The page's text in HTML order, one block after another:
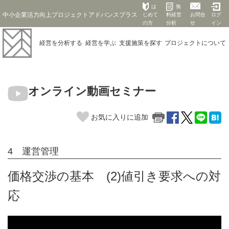
中小企業活力向上プロジェクトアドバンスプラス
は
じめて
の方
無
料経営
分析
お問合
せ
ログ
イン
経営を分析する 経営を学ぶ 支援施策を探す プロジェクト について
オンライン動画セミナー
お気に入りに追加
4 運営管理
価格交渉の基本 (2)値引き要求への対
応